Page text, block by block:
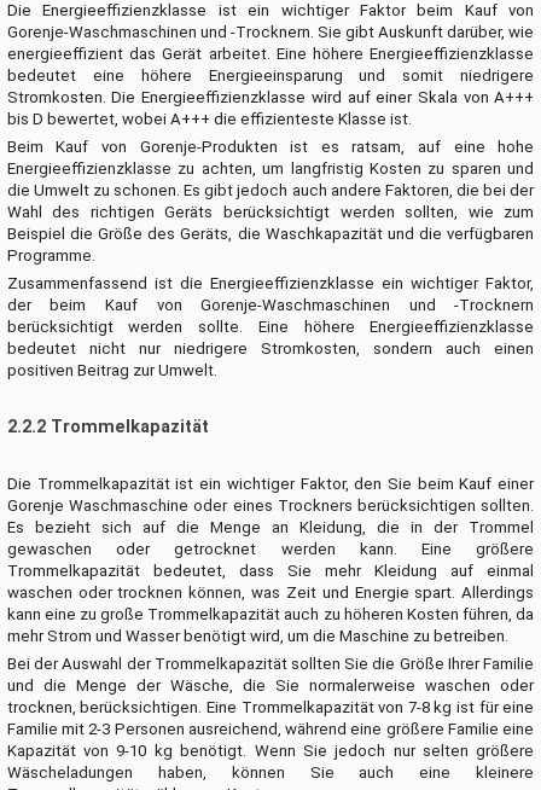
Die Energieeffizienzklasse ist ein wichtiger Faktor beim Kauf von
Gorenje-Waschmaschinen und -Trocknern. Sie gibt Auskunft darüber, wie
energieeffizient das Gerät arbeitet. Eine höhere Energieeffizienzklasse
bedeutet eine höhere Energieeinsparung und somit niedrigere
Stromkosten. Die Energieeffizienzklasse wird auf einer Skala von A+++
bis D bewertet, wobei A+++ die effizienteste Klasse ist.
Beim Kauf von Gorenje-Produkten ist es ratsam, auf eine hohe
Energieeffizienzklasse zu achten, um langfristig Kosten zu sparen und
die Umwelt zu schonen. Es gibt jedoch auch andere Faktoren, die bei der
Wahl des richtigen Geräts berücksichtigt werden sollten, wie zum
Beispiel die Größe des Geräts, die Waschkapazität und die verfügbaren
Programme.
Zusammenfassend ist die Energieeffizienzklasse ein wichtiger Faktor,
der beim Kauf von Gorenje-Waschmaschinen und -Trocknern
berücksichtigt werden sollte. Eine höhere Energieeffizienzklasse
bedeutet nicht nur niedrigere Stromkosten, sondern auch einen
positiven Beitrag zur Umwelt.
2.2.2 Trommelkapazität
Die Trommelkapazität ist ein wichtiger Faktor, den Sie beim Kauf einer
Gorenje Waschmaschine oder eines Trockners berücksichtigen sollten.
Es bezieht sich auf die Menge an Kleidung, die in der Trommel
gewaschen oder getrocknet werden kann. Eine größere
Trommelkapazität bedeutet, dass Sie mehr Kleidung auf einmal
waschen oder trocknen können, was Zeit und Energie spart. Allerdings
kann eine zu große Trommelkapazität auch zu höheren Kosten führen, da
mehr Strom und Wasser benötigt wird, um die Maschine zu betreiben.
Bei der Auswahl der Trommelkapazität sollten Sie die Größe Ihrer Familie
und die Menge der Wäsche, die Sie normalerweise waschen oder
trocknen, berücksichtigen. Eine Trommelkapazität von 7-8 kg ist für eine
Familie mit 2-3 Personen ausreichend, während eine größere Familie eine
Kapazität von 9-10 kg benötigt. Wenn Sie jedoch nur selten größere
Wäscheladungen haben, können Sie auch eine kleinere